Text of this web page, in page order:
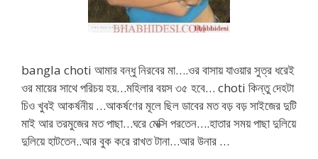
bangla choti আমার বন্ধু নিরবের মা….ওর বাসায় যাওয়ার সুত্র ধরেই
ওর মায়ের সাথে পরিচয় হয়…মহিলার বয়স ৩৫ হবে… choti কিন্তু দেহটা
চিও খুবই আকর্ষনীয় …আকর্ষণের মূলে ছিল ডাবের মত বড় বড় সাইজের দুটি
মাই আর তরমুজের মত পাছা…ঘরে মেক্সি পরতেন….হাতার সময় পাছা দুলিয়ে
দুলিয়ে হাটতেন..আর বুক করে রাখত টানা…আর উনার …